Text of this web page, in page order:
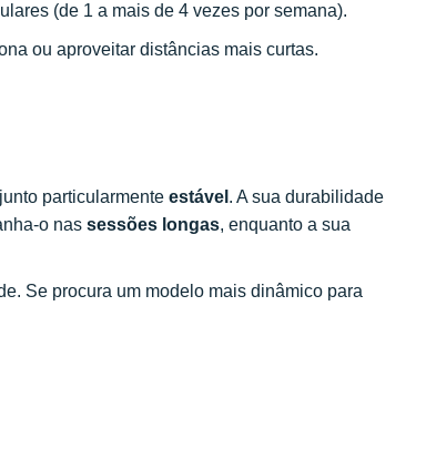
(de 1 a mais de 4 vezes por semana).
ou aproveitar distâncias mais curtas.
particularmente estável . A sua durabilidade
o nas sessões longas, enquanto a sua
Se procura um modelo mais dinâmico para